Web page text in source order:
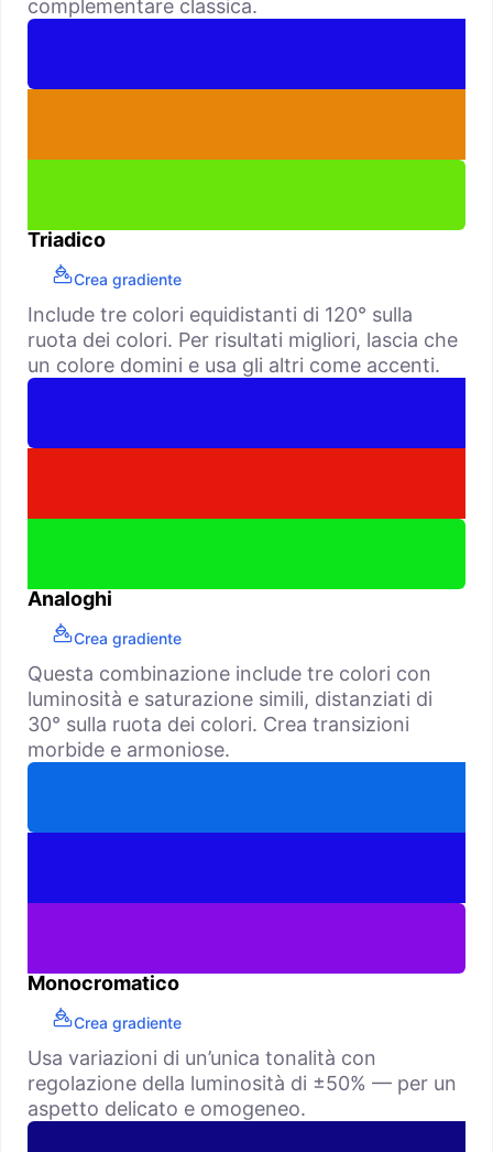
complementare classica.
Triadico
Crea gradiente
Include tre colori equidistanti di 120° sulla
ruota dei colori. Per risultati migliori, lascia che
un colore domini e usa gli altri come accenti.
Analoghi
Crea gradiente
Questa combinazione include tre colori con
luminosità e saturazione simili, distanziati di
30° sulla ruota dei colori. Crea transizioni
morbide e armoniose.
Monocromatico
Crea gradiente
Usa variazioni di un’unica tonalità con
regolazione della luminosità di ±50% — per un
aspetto delicato e omogeneo.